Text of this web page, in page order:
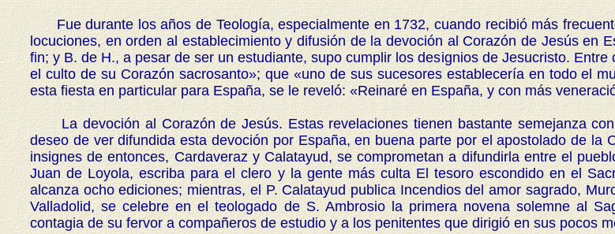
Fue durante los años de Teología, especialmente en 1732, cuando recibió más
locuciones, en orden al establecimiento y difusión de la devoción al Corazón de Jesús en
fin; y B. de H., a pesar de ser un estudiante, supo cumplir los designios de Jesucristo.
el culto de su Corazón sacrosanto»; que «uno de sus sucesores establecería en todo el
esta fiesta en particular para España, se le reveló: «Reinaré en España, y con más
La devoción al Corazón de Jesús. Estas revelaciones tienen bastante semejanza
deseo de ver difundida esta devoción por España, en buena parte por el apostolado de
insignes de entonces, Cardaveraz y Calatayud, se comprometan a difundirla entre el
Juan de Loyola, escriba para el clero y la gente más culta El tesoro escondido en el
alcanza ocho ediciones; mientras, el P. Calatayud publica Incendios del amor sagrado,
Valladolid, se celebre en el teologado de S. Ambrosio la primera novena solemne al
contagia de su fervor a compañeros de estudio y a los penitentes que dirigió en sus pocos